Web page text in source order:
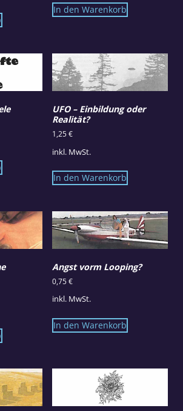
In den Warenkorb
UFO – Einbildung oder
Realität?
1,25€
inkl. MwSt.
In den Warenkorb
Angst vorm Looping?
0,75€
inkl. MwSt.
In den Warenkorb